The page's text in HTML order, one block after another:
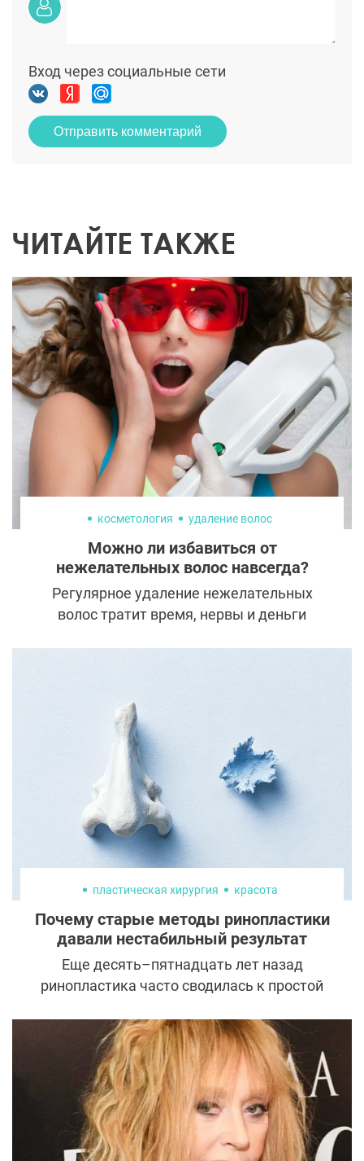
Вход через социальные сети
Отправить комментарий
ЧИТАЙТЕ ТАКЖЕ
косметология удаление волос
Можно ли избавиться от
нежелательных волос навсегда?
Регулярное удаление нежелательных
волос тратит время, нервы и деньги
возможно ли это и если да, то каким
способом? Давайте узнаем, что нам
предлагает для этого современная
косметология.
пластическая хирургия красота
Почему старые методы ринопластики
давали нестабильный результат
Еще десять–пятнадцать лет назад
ринопластика часто сводилась к простой
сузить спинку. На ранних фотографиях
результаты выглядели впечатляюще, но
через несколько лет многие пациенты
сталкивались с опущенным кончиком,
перекосом спинки, нарушением дыхания и
необходимостью повторных операций.